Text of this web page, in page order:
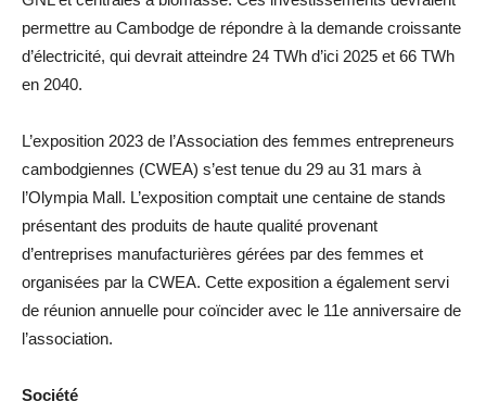
permettre au Cambodge de répondre à la demande croissante
d’électricité, qui devrait atteindre 24 TWh d’ici 2025 et 66 TWh
en 2040.
L’exposition 2023 de l’Association des femmes entrepreneurs
cambodgiennes (CWEA) s’est tenue du 29 au 31 mars à
l’Olympia Mall. L’exposition comptait une centaine de stands
présentant des produits de haute qualité provenant
d’entreprises manufacturières gérées par des femmes et
organisées par la CWEA. Cette exposition a également servi
de réunion annuelle pour coïncider avec le 11e anniversaire de
l’association.
Société